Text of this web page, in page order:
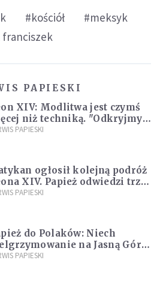
#kościół
#meksyk
franciszek
PAPIESKI
XIV: Modlitwa jest czymś
niż techniką. "Odkryjmy
nowo"
PAPIESKI
ogłosił kolejną podróż
XIV. Papież odwiedzi trzy
Ameryki Południowej
PAPIESKI
do Polaków: Niech
na Jasną Górę
wiarę i nadzieję
PAPIESKI